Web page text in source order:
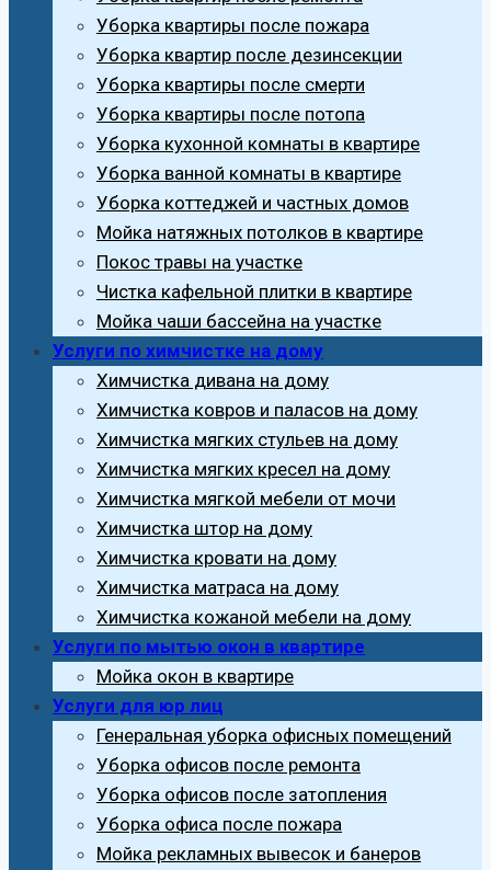
Уборка квартиры после пожара
Уборка квартир после дезинсекции
Уборка квартиры после смерти
Уборка квартиры после потопа
Уборка кухонной комнаты в квартире
Уборка ванной комнаты в квартире
Уборка коттеджей и частных домов
Мойка натяжных потолков в квартире
Покос травы на участке
Чистка кафельной плитки в квартире
Мойка чаши бассейна на участке
Услуги по химчистке на дому
Химчистка дивана на дому
Химчистка ковров и паласов на дому
Химчистка мягких стульев на дому
Химчистка мягких кресел на дому
Химчистка мягкой мебели от мочи
Химчистка штор на дому
Химчистка кровати на дому
Химчистка матраса на дому
Химчистка кожаной мебели на дому
Услуги по мытью окон в квартире
Мойка окон в квартире
Услуги для юр лиц
Генеральная уборка офисных помещений
Уборка офисов после ремонта
Уборка офисов после затопления
Уборка офиса после пожара
Мойка рекламных вывесок и банеров